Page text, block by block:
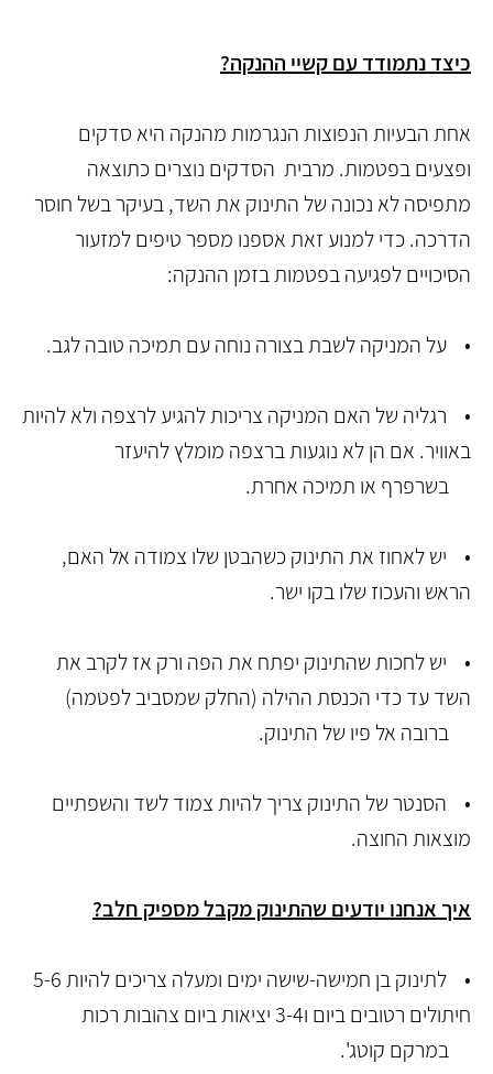
כיצד נתמודד עם קשיי ההנקה?
אחת הבעיות הנפוצות הנגרמות מהנקה היא סדקים
ופצעים בפטמות. מרבית הסדקים נוצרים כתוצאה
מתפיסה לא נכונה של התינוק את השד, בעיקר בשל חוסר
הדרכה. כדי למנוע זאת אספנו מספר טיפים למזעור
הסיכויים לפגיעה בפטמות בזמן ההנקה:
• על המניקה לשבת בצורה נוחה עם תמיכה טובה לגב.
• רגליה של האם המניקה צריכות להגיע לרצפה ולא להיות
באוויר. אם הן לא נוגעות ברצפה מומלץ להיעזר
בשרפרף או תמיכה אחרת.
• יש לאחוז את התינוק כשהבטן שלו צמודה אל האם,
הראש והעכוז שלו בקו ישר.
• יש לחכות שהתינוק יפתח את הפה ורק אז לקרב את
השד עד כדי הכנסת ההילה (החלק שמסביב לפטמה)
ברובה אל פיו של התינוק.
• הסנטר של התינוק צריך להיות צמוד לשד והשפתיים
מוצאות החוצה.
איך אנחנו יודעים שהתינוק מקבל מספיק חלב?
• לתינוק בן חמישה-שישה ימים ומעלה צריכים להיות 5-6
חיתולים רטובים ביום ו3-4 יציאות ביום צהובות רכות
במרקם קוטג'.